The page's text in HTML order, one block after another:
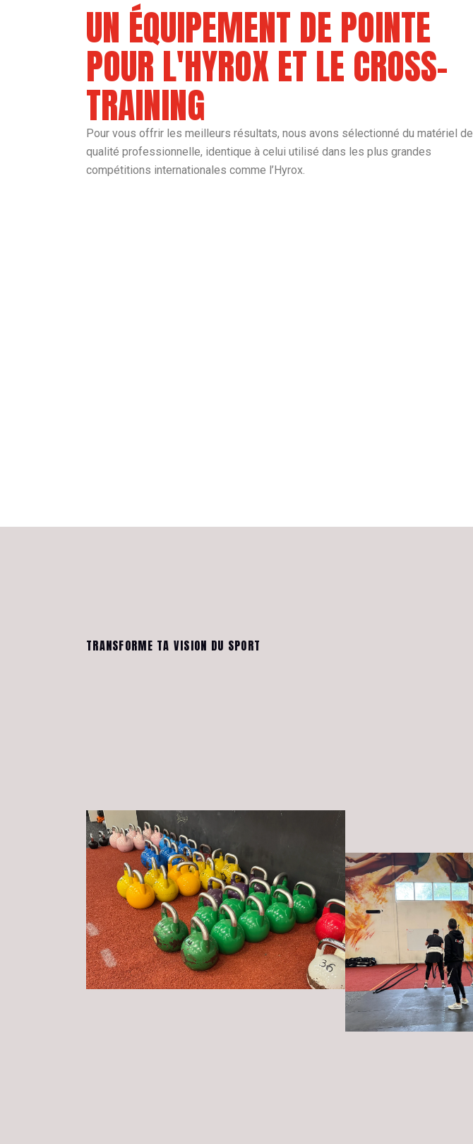
UN ÉQUIPEMENT DE POINTE
POUR L'HYROX ET LE CROSS-
TRAINING
Pour vous offrir les meilleurs résultats, nous avons sélectionné du matériel de
qualité professionnelle, identique à celui utilisé dans les plus grandes
compétitions internationales comme l’Hyrox.
TRANSFORME TA VISION DU SPORT